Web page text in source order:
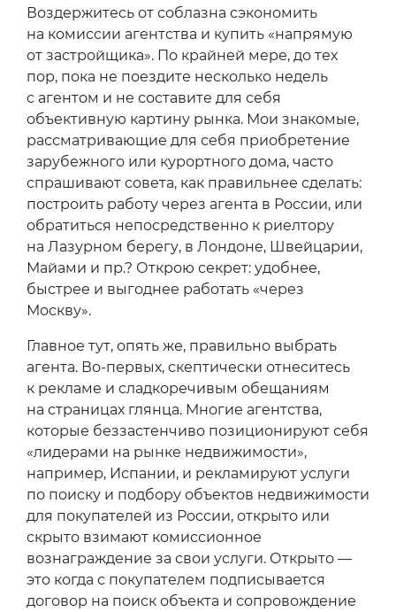
Воздержитесь от соблазна сэкономить
на комиссии агентства и купить «напрямую
от застройщика». По крайней мере, до тех
пор, пока не поездите несколько недель
с агентом и не составите для себя
объективную картину рынка. Мои знакомые,
рассматривающие для себя приобретение
зарубежного или курортного дома, часто
спрашивают совета, как правильнее сделать:
построить работу через агента в России, или
обратиться непосредственно к риелтору
на Лазурном берегу, в Лондоне, Швейцарии,
Майами и пр.? Открою секрет: удобнее,
быстрее и выгоднее работать «через
Москву».
Главное тут, опять же, правильно выбрать
агента. Во-первых, скептически отнеситесь
к рекламе и сладкоречивым обещаниям
на страницах глянца. Многие агентства,
которые беззастенчиво позиционируют себя
«лидерами на рынке недвижимости»,
например, Испании, и рекламируют услуги
по поиску и подбору объектов недвижимости
для покупателей из России, открыто или
скрыто взимают комиссионное
вознаграждение за свои услуги. Открыто —
это когда с покупателем подписывается
договор на поиск объекта и сопровождение